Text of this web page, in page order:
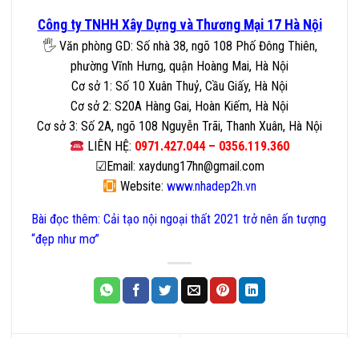
Công ty TNHH Xây Dựng và Thương Mại 17 Hà Nội
🖐Văn phòng GD: Số nhà 38, ngõ 108 Phố Đông Thiên,
phường Vĩnh Hưng, quận Hoàng Mai, Hà Nội
Cơ sở 1: Số 10 Xuân Thuỷ, Cầu Giấy, Hà Nội
Cơ sở 2: S20A Hàng Gai, Hoàn Kiếm, Hà Nội
Cơ sở 3: Số 2A, ngõ 108 Nguyễn Trãi, Thanh Xuân, Hà Nội
LIÊN HỆ: 0971.427.044 – 0356.119.360
☑ Email: xaydung17hn@gmail.com
Website: www.nhadep2h.vn
Bài đọc thêm: Cải tạo nội ngoại thất 2021 trở nên ấn tượng
“đẹp như mơ”